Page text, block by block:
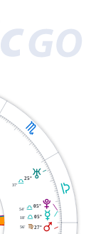
G
H
Q
27°
F
56'
O
05°
G
18'
V
05°
G
54'
T
25°
G
37'